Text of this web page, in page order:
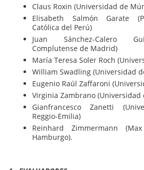
Claus Roxin (Universidad de
Elisabeth Salmón Garate
Católica del Perú)
Juan Sánchez-Calero
Complutense de Madrid)
María Teresa Soler Roch
William Swadling (Universidad
Eugenio Raúl Zaffaroni
Virginia Zambrano (Universidad
Gianfrancesco Zanetti
Reggio-Emilia)
Reinhard Zimmermann
Hamburgo).